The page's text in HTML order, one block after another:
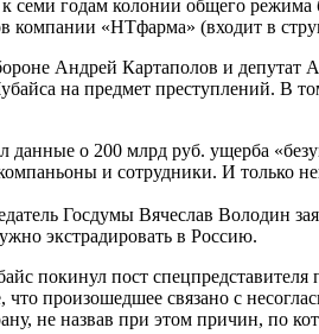
семи годам колонии общего
компании «НТфарма» (входит в
Андрей Картаполов и
на предмет преступлений. В
данные о 200 млрд руб. ущерба
и сотрудники. И только
Госдумы Вячеслав Володин
экстрадировать в Россию.
покинул пост
произошедшее связано с
не назвав при этом причин, по